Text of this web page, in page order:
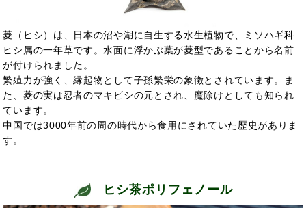
菱（ヒシ）は、日本の沼や湖に自生する水生植物で、ミソハギ科
ヒシ属の一年草です。水面に浮かぶ葉が菱型であることから名前
が付けられました。
繁殖力が強く、縁起物として子孫繁栄の象徴とされています。ま
た、菱の実は忍者のマキビシの元とされ、魔除けとしても知られ
ています。
中国では3000年前の周の時代から食用にされていた歴史がありま
す。
ヒシ茶ポリフェノール